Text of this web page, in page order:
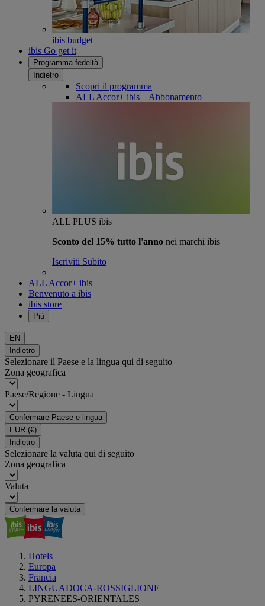
ibis budget
ibis Go get it
Programma fedeltà
Indietro
Scopri il programma
ALL Accor+ ibis – Abbonamento
ALL PLUS ibis
Sconto del 15% tutto l'anno nei marchi ibis
Iscriviti Subito
ALL Accor+ ibis
Benvenuto a ibis
ibis store
Più
EN
Indietro
Selezionare il Paese e la lingua qui di seguito
Zona geografica
Paese/Regione - Lingua
Confermare Paese e lingua
EUR (€)
Indietro
Selezionare la valuta qui di seguito
Zona geografica
Valuta
Confermare la valuta
Hotels
Europa
Francia
LINGUADOCA-ROSSIGLIONE
PYRENEES-ORIENTALES